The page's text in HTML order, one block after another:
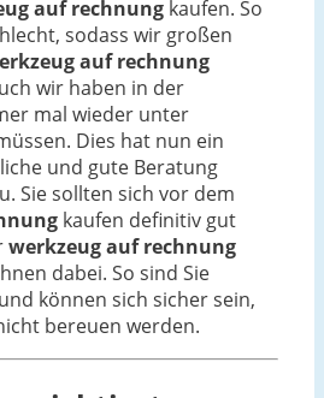
auf rechnung kaufen. So
sodass wir großen
auf rechnung
wir haben in der
mal wieder unter
Dies hat nun ein
und gute Beratung
Sie sollten sich vor dem
kaufen definitiv gut
werkzeug auf rechnung
dabei. So sind Sie
können sich sicher sein,
bereuen werden.